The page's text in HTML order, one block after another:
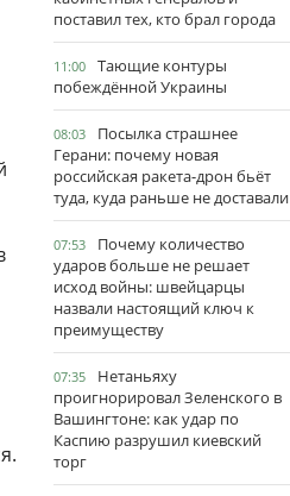
поставил тех, кто брал города
11:00
Тающие контуры
побеждённой Украины
08:03
Посылка страшнее
Герани: почему новая
российская ракета-дрон бьёт
туда, куда раньше не доставали
07:53
Почему количество
ударов больше не решает
исход войны: швейцарцы
назвали настоящий ключ к
преимуществу
07:35
Нетаньяху
проигнорировал Зеленского в
Вашингтоне: как удар по
Каспию разрушил киевский
торг